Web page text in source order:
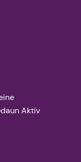
Aktiv